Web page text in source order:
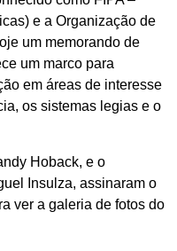
e a Organização de
um memorando de
um marco para
em áreas de interesse
os sistemas legias e o
Hoback, e o
Insulza, assinaram o
ver a galeria de fotos do